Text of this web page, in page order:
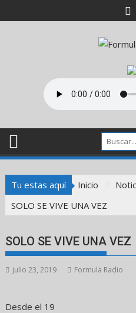
al
Tu estas aquí Inicio
SOLO SE VIVE UNA VEZ
SOLO SE VIVE UNA VEZ
julio 23, 2019 Formula Radio
Desde el 19